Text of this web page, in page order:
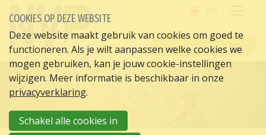
INLOGGEN
COOKIES OP DEZE WEBSITE
Deze website maakt gebruik van cookies om goed te
functioneren. Als je wilt aanpassen welke cookies we
mogen gebruiken, kan je jouw cookie-instellingen
wijzigen. Meer informatie is beschikbaar in onze
privacyverklaring.
Schakel alle cookies in